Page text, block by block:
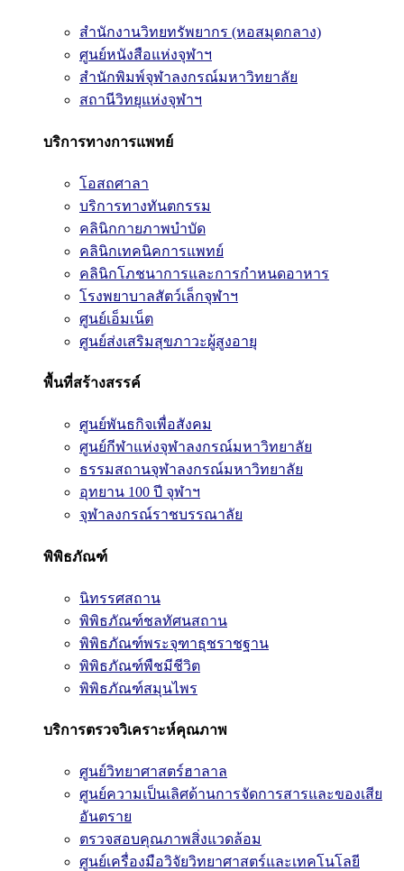
สำนักงานวิทยทรัพยากร (หอสมุดกลาง)
ศูนย์หนังสือแห่งจุฬาฯ
สำนักพิมพ์จุฬาลงกรณ์มหาวิทยาลัย
สถานีวิทยุแห่งจุฬาฯ
บริการทางการแพทย์
โอสถศาลา
บริการทางทันตกรรม
คลินิกกายภาพบำบัด
คลินิกเทคนิคการแพทย์
คลินิกโภชนาการและการกำหนดอาหาร
โรงพยาบาลสัตว์เล็กจุฬาฯ
ศูนย์เอ็มเน็ต
ศูนย์ส่งเสริมสุขภาวะผู้สูงอายุ
พื้นที่สร้างสรรค์
ศูนย์พันธกิจเพื่อสังคม
ศูนย์กีฬาแห่งจุฬาลงกรณ์มหาวิทยาลัย
ธรรมสถานจุฬาลงกรณ์มหาวิทยาลัย
อุทยาน 100 ปี จุฬาฯ
จุฬาลงกรณ์ราชบรรณาลัย
พิพิธภัณฑ์
นิทรรศสถาน
พิพิธภัณฑ์ชลทัศนสถาน
พิพิธภัณฑ์พระจุฑาธุชราชฐาน
พิพิธภัณฑ์พืชมีชีวิต
พิพิธภัณฑ์สมุนไพร
บริการตรวจวิเคราะห์คุณภาพ
ศูนย์วิทยาศาสตร์ฮาลาล
ศูนย์ความเป็นเลิศด้านการจัดการสารและของเสีย
อันตราย
ตรวจสอบคุณภาพสิ่งแวดล้อม
ศูนย์เครื่องมือวิจัยวิทยาศาสตร์และเทคโนโลยี